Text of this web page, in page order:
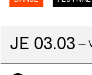
JE 03.03 —